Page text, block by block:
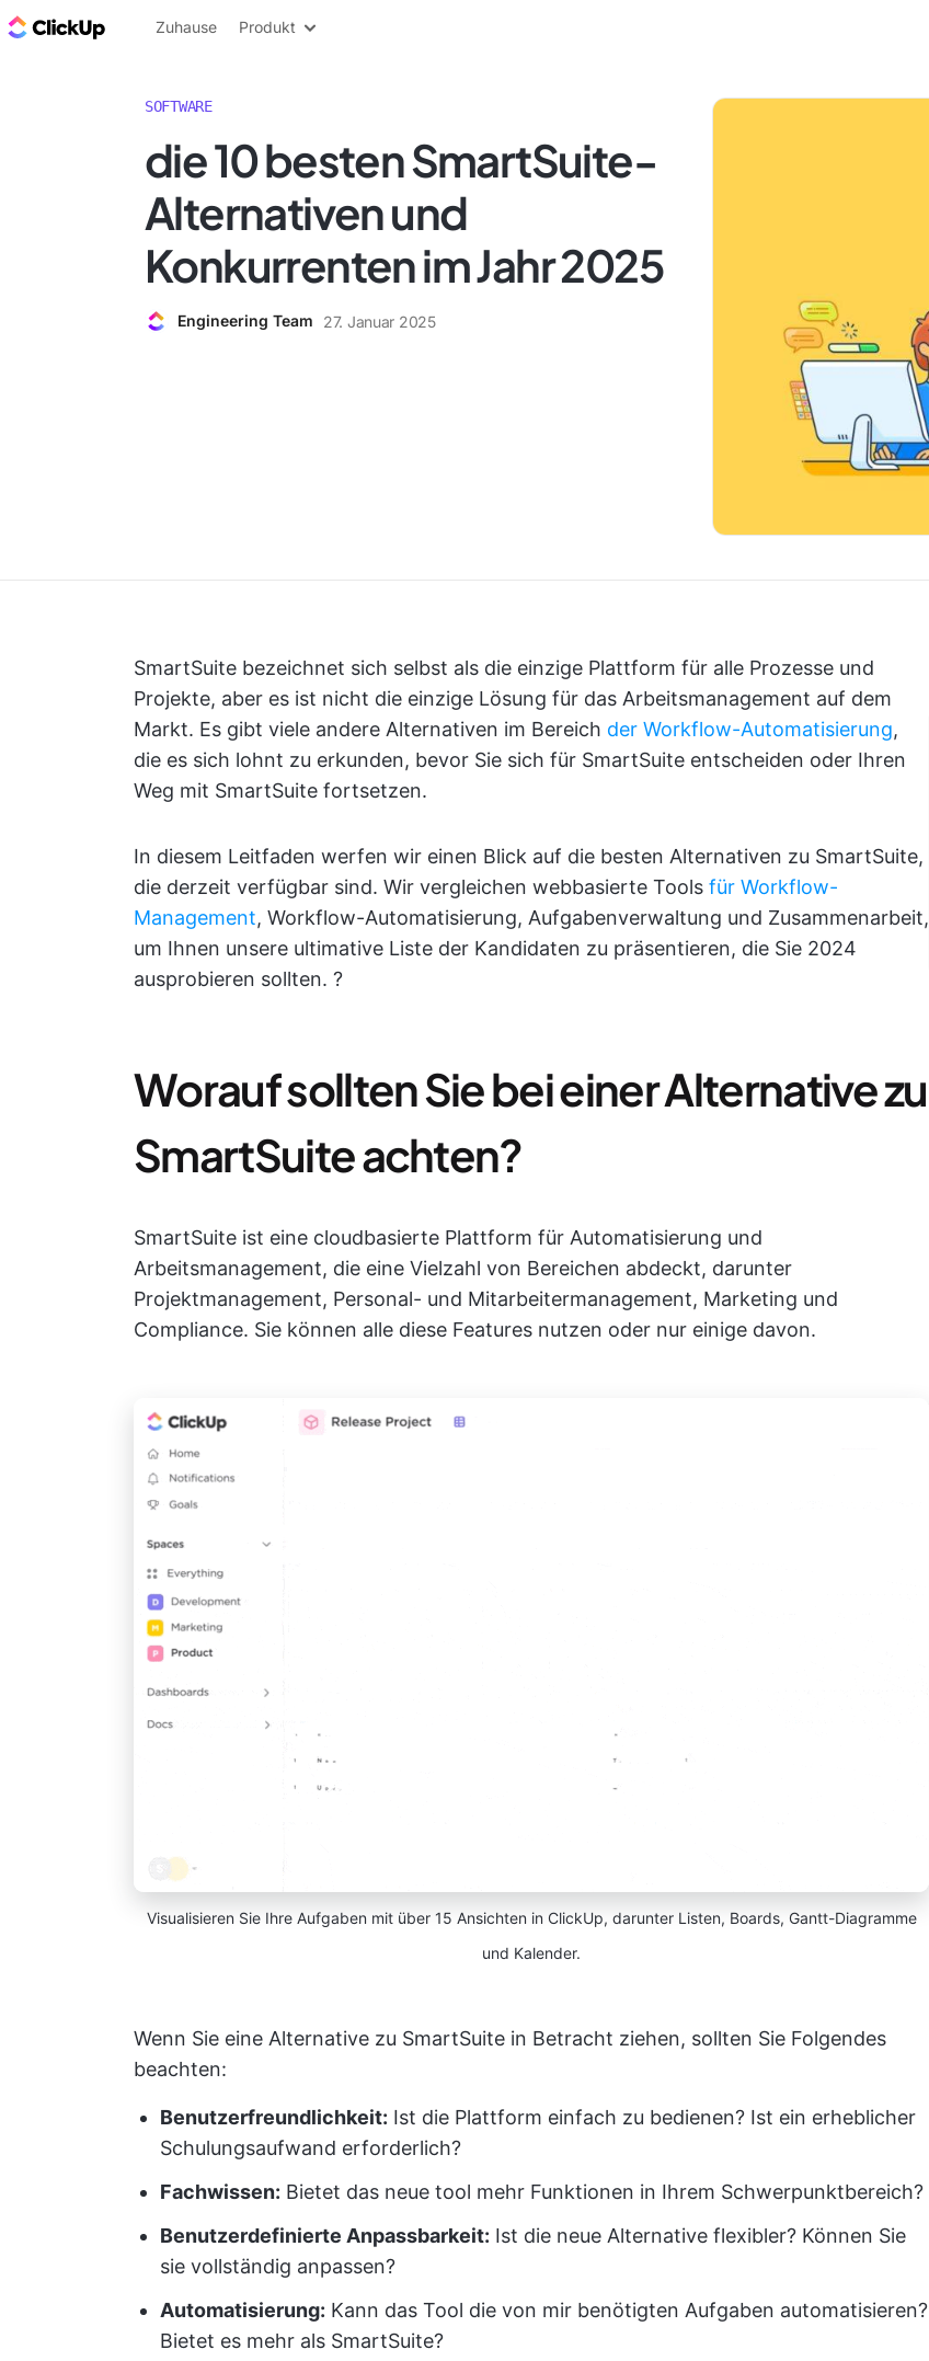
ClickUp Blog
Zuhause Produkt
SOFTWARE
die 10 besten SmartSuite-
Alternativen und
Konkurrenten im Jahr 2025
Engineering Team 27. Januar 2025
SmartSuite bezeichnet sich selbst als die einzige Plattform für alle Prozesse und
Projekte, aber es ist nicht die einzige Lösung für das Arbeitsmanagement auf dem
Markt. Es gibt viele andere Alternativen im Bereich der Workflow-Automatisierung,
die es sich lohnt zu erkunden, bevor Sie sich für SmartSuite entscheiden oder Ihren
Weg mit SmartSuite fortsetzen.
In diesem Leitfaden werfen wir einen Blick auf die besten Alternativen zu SmartSuite,
die derzeit verfügbar sind. Wir vergleichen webbasierte Tools für Workflow-
Management, Workflow-Automatisierung, Aufgabenverwaltung und Zusammenarbeit,
um Ihnen unsere ultimative Liste der Kandidaten zu präsentieren, die Sie 2024
ausprobieren sollten. ?
Worauf sollten Sie bei einer Alternative zu
SmartSuite achten?
SmartSuite ist eine cloudbasierte Plattform für Automatisierung und
Arbeitsmanagement, die eine Vielzahl von Bereichen abdeckt, darunter
Projektmanagement, Personal- und Mitarbeitermanagement, Marketing und
Compliance. Sie können alle diese Features nutzen oder nur einige davon.
Visualisieren Sie Ihre Aufgaben mit über 15 Ansichten in ClickUp, darunter Listen, Boards, Gantt-Diagramme
und Kalender.
Wenn Sie eine Alternative zu SmartSuite in Betracht ziehen, sollten Sie Folgendes
beachten:
Benutzerfreundlichkeit: Ist die Plattform einfach zu bedienen? Ist ein erheblicher
Schulungsaufwand erforderlich?
Fachwissen: Bietet das neue tool mehr Funktionen in Ihrem Schwerpunktbereich?
Benutzerdefinierte Anpassbarkeit: Ist die neue Alternative flexibler? Können Sie
sie vollständig anpassen?
Automatisierung: Kann das Tool die von mir benötigten Aufgaben automatisieren?
Bietet es mehr als SmartSuite?